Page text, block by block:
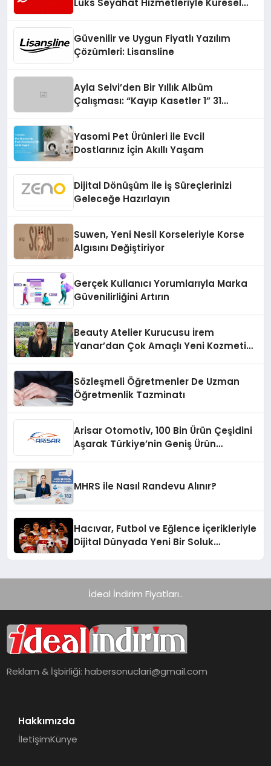
Lüks Seyahat Hizmetleriyle Küresel
Güvenilir ve Uygun Fiyatlı Yazılım
Çözümleri: Lisansline
Ayla Selvi’den Bir Yıllık Albüm
Çalışması: “Kayıp Kasetler 1” 31
Yasomi Pet Ürünleri ile Evcil
Dostlarınız İçin Akıllı Yaşam
Dijital Dönüşüm ile İş Süreçlerinizi
Geleceğe Hazırlayın
Suwen, Yeni Nesil Korseleriyle Korse
Algısını Değiştiriyor
Gerçek Kullanıcı Yorumlarıyla Marka
Güvenilirliğini Artırın
Beauty Atelier Kurucusu İrem
Yanar’dan Çok Amaçlı Yeni Kozmetik
Sözleşmeli Öğretmenler De Uzman
Öğretmenlik Tazminatı
Arisar Otomotiv, 100 Bin Ürün Çeşidini
Aşarak Türkiye’nin Geniş Ürün
MHRS ile Nasıl Randevu Alınır?
Hacıvar, Futbol ve Eğlence İçerikleriyle
Dijital Dünyada Yeni Bir Soluk
İdeal İndirim Fiyatları..
Reklam & İşbirliği:habersonuclari@gmail.com
Hakkımızda
İletişimKünye